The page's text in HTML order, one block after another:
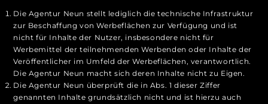
Die Agentur Neun stellt lediglich die technische Infrastruktur
zur Beschaffung von Werbeflächen zur Verfügung und ist
nicht für Inhalte der Nutzer, insbesondere nicht für
Werbemittel der teilnehmenden Werbenden oder Inhalte der
Veröffentlicher im Umfeld der Werbeflächen, verantwortlich.
Die Agentur Neun macht sich deren Inhalte nicht zu Eigen.
Die Agentur Neun überprüft die in Abs. 1 dieser Ziffer
genannten Inhalte grundsätzlich nicht und ist hierzu auch